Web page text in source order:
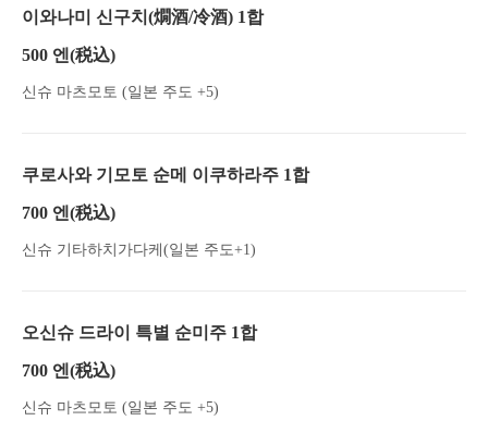
이와나미 신구치(燗酒/冷酒) 1합
500 엔 (税込)
신슈 마츠모토 (일본 주도 +5)
쿠로사와 기모토 순메 이쿠하라주 1합
700 엔 (税込)
신슈 기타하치가다케(일본 주도+1)
오신슈 드라이 특별 순미주 1합
700 엔 (税込)
신슈 마츠모토 (일본 주도 +5)